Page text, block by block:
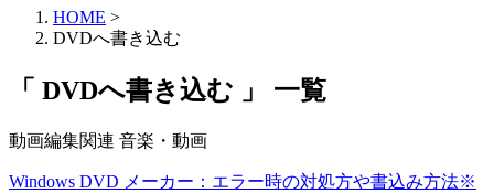
HOME >
DVDへ書き込む
「 DVDへ書き込む 」 一覧
動画編集関連 音楽・動画
Windows DVD メーカー：エラー時の対処方や書込み方法※